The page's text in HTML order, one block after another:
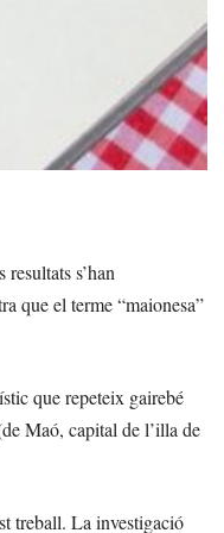
s’han
que el terme “maionesa”
que repeteix gairebé
Maó, capital de l’illa de
treball. La investigació